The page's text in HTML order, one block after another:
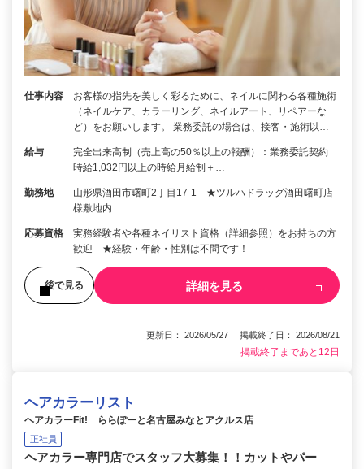
仕事内容
お客様の指先を美しく彩るために、ネイルに関わる各種施術
（ネイルケア、カラーリング、ネイルアート、リペアーな
ど）をお願いします。 業務委託の場合は、接客・施術以…
給与
完全出来高制（売上高の50％以上の報酬）：業務委託契約
時給1,032円以上の時給月給制＋…
勤務地
山形県酒田市曙町2丁目17-1 ★ツルハドラッグ酒田曙町店
様敷地内
応募資格
実務経験者や各種ネイリスト資格（詳細参照）をお持ちの方
歓迎 ★経験・年齢・性別は不問です！
後で見る 詳細を見る
更新日： 2026/05/27 掲載終了日： 2026/08/21
掲載終了まであと12日
ヘアカラーリスト
ヘアカラーFit! ららぽーと名古屋みなとアクルス店
正社員
ヘアカラー専門店でスタッフ大募集！！カットやパー